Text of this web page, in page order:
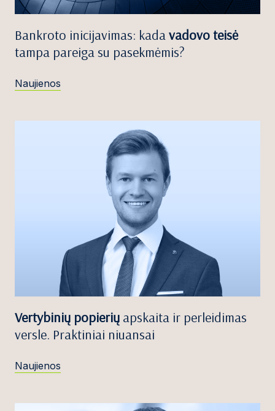
Bankroto inicijavimas: kadavadovo teisė
tampa pareiga su pasekmėmis?
Naujienos
Vertybinių popierių apskaita ir perleidimas
versle. Praktiniai niuansai
Naujienos